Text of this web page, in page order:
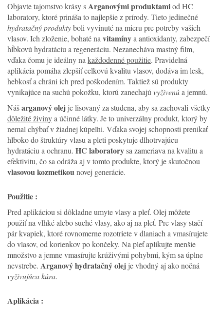
Objavte tajomstvo krásy sArganovými produktamiod HC
laboratory, ktoré prináša to najlepšie z prírody. Tieto jedinečné
hydratačný produktyboli vyvinuté na mieru pre potreby vašich
vlasov. Ich zloženie, bohaté na vitamínya antioxidanty, zabezpečí
hĺbkovú hydratáciu a regeneráciu. Nezanecháva mastný film,
vďaka čomu je ideálny na každodenné použitie. Pravidelná
aplikácia pomáha zlepšiť celkovú kvalitu vlasov, dodáva im lesk,
hebkosť a chráni ich pred poškodením. Taktiež sú produkty
vynikajúce na suchú pokožku, ktorú zanechajú vyživenúa jemnú.
Nášarganový olej je lisovaný za studena, aby sa zachovali všetky
dôležité živinya účinné látky. Je to univerzálny produkt, ktorý by
nemal chýbať v žiadnej kúpeľni. Vďaka svojej schopnosti prenikať
hlboko do štruktúry vlasu a pleti poskytuje dlhotrvajúcu
hydratáciu a ochranu. HC laboratorysa zameriava na kvalitu a
efektivitu, čo sa odráža aj v tomto produkte, ktorý je skutočnou
vlasovou kozmetikounovej generácie.
Použitie :
Pred aplikáciou si dôkladne umyte vlasy a pleť. Olej môžete
použiť na vlhké alebo suché vlasy, ako aj na pleť. Pre vlasy stačí
pár kvapiek, ktoré rovnomerne rozotriete v dlaniach a vmasírujete
do vlasov, od korienkov po končeky. Na pleť aplikujte menšie
množstvo a jemne vmasírujte krúživými pohybmi, kým sa úplne
nevstrebe. Arganový hydratačný olej je vhodný aj ako nočná
vyživujúca kúra.
Aplikácia :